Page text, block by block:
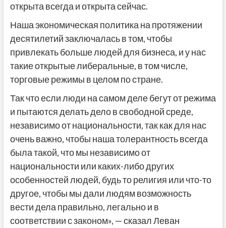
открыта всегда и открыта сейчас.
Наша экономическая политика на протяжении
десятилетий заключалась в том, чтобы
привлекать больше людей для бизнеса, и у нас
такие открытые либеральные, в том числе,
торговые режимы в целом по стране.
Так что если люди на самом деле бегут от режима
и пытаются делать дело в свободной среде,
независимо от национальности, так как для нас
очень важно, чтобы наша толерантность всегда
была такой, что мы независимо от
национальности или каких-либо других
особенностей людей, будь то религия или что-то
другое, чтобы мы дали людям возможность
вести дела правильно, легально и в
соответствии с законом», — сказал Леван